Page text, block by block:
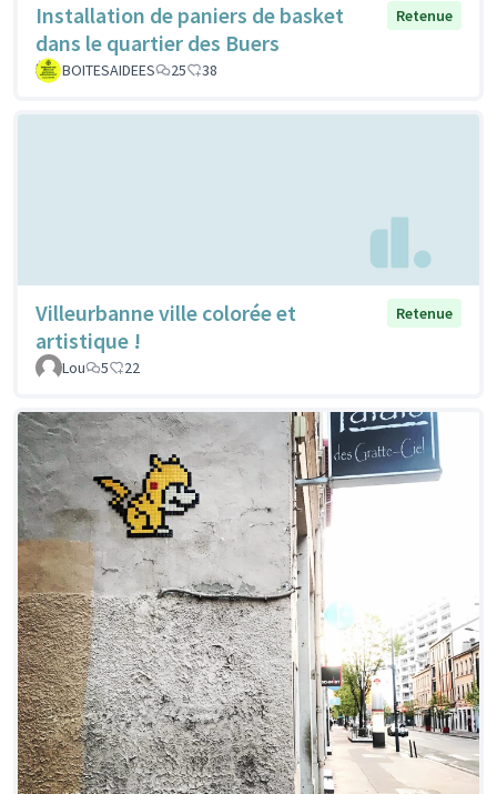
Installation de paniers de basket
dans le quartier des Buers
Retenue
BOITESAIDEES 25 38
Villeurbanne ville colorée et
artistique !
Retenue
Lou 5 22